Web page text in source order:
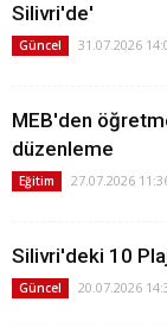
Silivri'de'
Güncel 31.07.2026
MEB'den
düzenleme
Eğitim 27.07.2026
Silivri'deki 10
Güncel 20.07.2026